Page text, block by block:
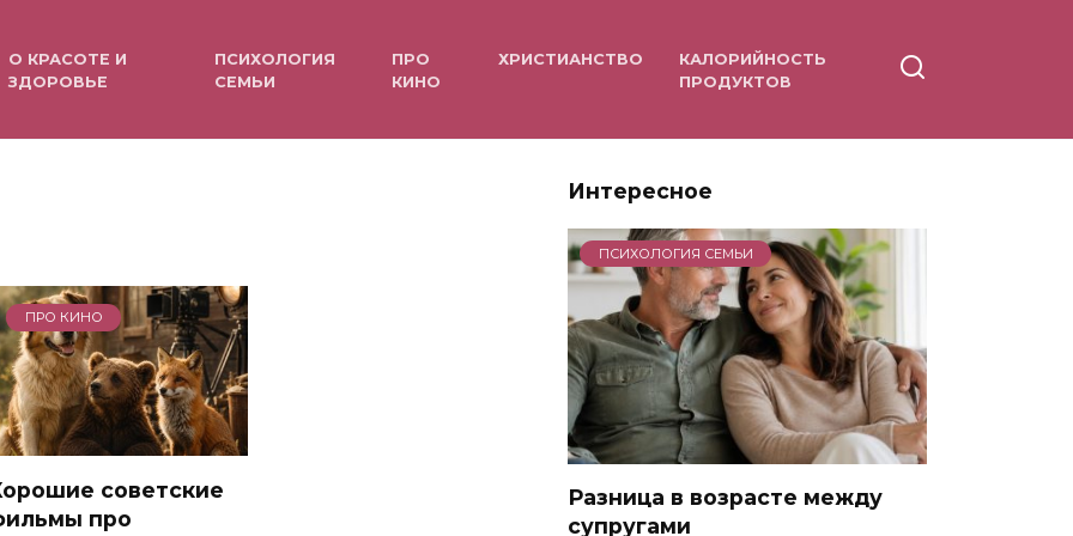
О КРАСОТЕ И
ЗДОРОВЬЕ
ПСИХОЛОГИЯ
СЕМЬИ
ПРО
КИНО
ХРИСТИАНСТВО
КАЛОРИЙНОСТЬ
ПРОДУКТОВ
ПРО КИНО
советские
про
Интересное
ПСИХОЛОГИЯ СЕМЬИ
Разница в возрасте между
супругами